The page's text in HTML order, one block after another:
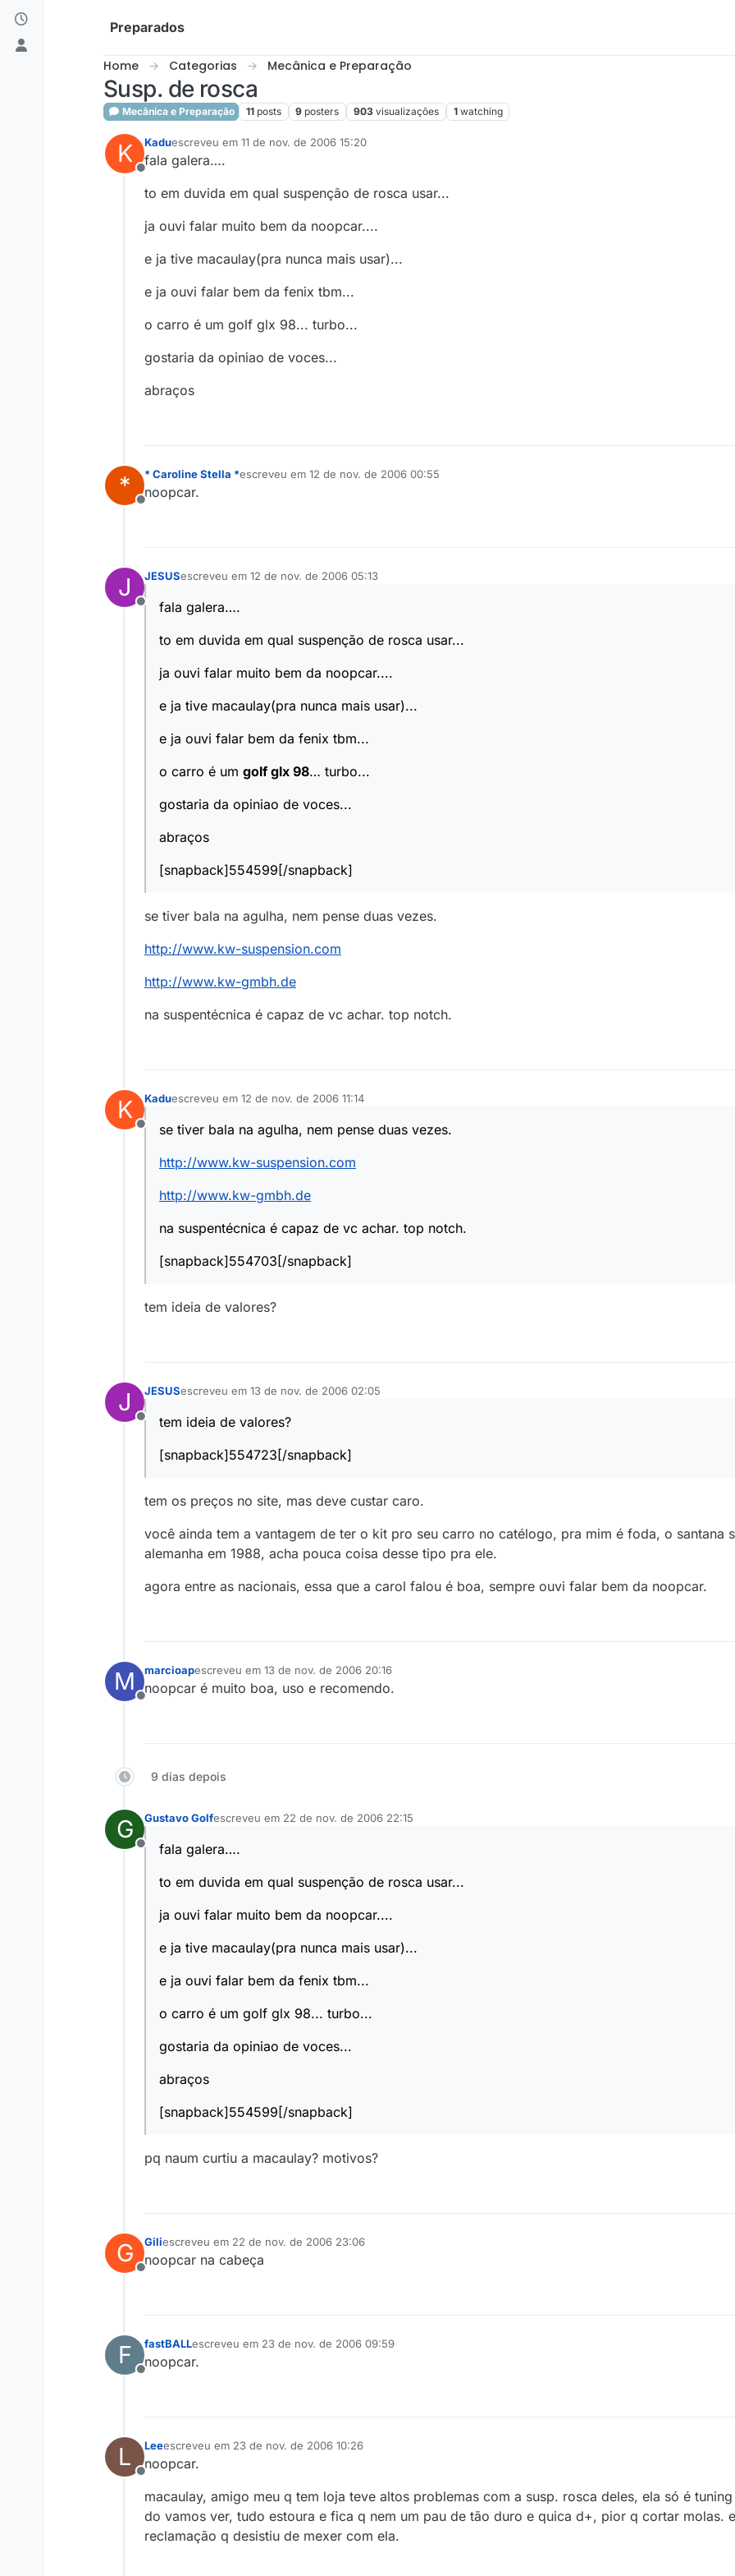
Skip to content
Preparados
Home Categorias Mecânica e Preparação
Susp. de rosca
Mecânica e Preparação 11 posts 9 posters 903 visualizações 1 watching
K
Offline
Kaduescreveu em 11 de nov. de 2006 15:20
última edição por
fala galera….
to em duvida em qual suspenção de rosca usar...
ja ouvi falar muito bem da noopcar....
e ja tive macaulay(pra nunca mais usar)...
e ja ouvi falar bem da fenix tbm...
o carro é um golf glx 98... turbo...
gostaria da opiniao de voces...
abraços
*
Offline
* Caroline Stella *escreveu em 12 de nov. de 2006 00:55
última edição por
noopcar.
J
Offline
JESUSescreveu em 12 de nov. de 2006 05:13
última edição por
fala galera….
to em duvida em qual suspenção de rosca usar...
ja ouvi falar muito bem da noopcar....
e ja tive macaulay(pra nunca mais usar)...
e ja ouvi falar bem da fenix tbm...
o carro é um golf glx 98… turbo...
gostaria da opiniao de voces...
abraços
[snapback]554599[/snapback]
se tiver bala na agulha, nem pense duas vezes.
http://www.kw-suspension.com
http://www.kw-gmbh.de
na suspentécnica é capaz de vc achar. top notch.
K
Offline
Kaduescreveu em 12 de nov. de 2006 11:14
última edição por
se tiver bala na agulha, nem pense duas vezes.
http://www.kw-suspension.com
http://www.kw-gmbh.de
na suspentécnica é capaz de vc achar. top notch.
[snapback]554703[/snapback]
tem ideia de valores?
J
Offline
JESUSescreveu em 13 de nov. de 2006 02:05
última edição por
tem ideia de valores?
[snapback]554723[/snapback]
tem os preços no site, mas deve custar caro.
você ainda tem a vantagem de ter o kit pro seu carro no catélogo, pra mim é foda, o santana
alemanha em 1988, acha pouca coisa desse tipo pra ele.
agora entre as nacionais, essa que a carol falou é boa, sempre ouvi falar bem da noopcar.
M
Offline
marcioapescreveu em 13 de nov. de 2006 20:16
última edição por
noopcar é muito boa, uso e recomendo.
9 dias depois
G
Offline
Gustavo Golfescreveu em 22 de nov. de 2006 22:15
última edição por
fala galera….
to em duvida em qual suspenção de rosca usar...
ja ouvi falar muito bem da noopcar....
e ja tive macaulay(pra nunca mais usar)...
e ja ouvi falar bem da fenix tbm...
o carro é um golf glx 98... turbo...
gostaria da opiniao de voces...
abraços
[snapback]554599[/snapback]
pq naum curtiu a macaulay? motivos?
G
Offline
Giliescreveu em 22 de nov. de 2006 23:06
última edição por
noopcar na cabeça
F
Offline
fastBALLescreveu em 23 de nov. de 2006 09:59
última edição por
noopcar.
L
Offline
Leeescreveu em 23 de nov. de 2006 10:26
última edição por
noopcar.
macaulay, amigo meu q tem loja teve altos problemas com a susp. rosca deles, ela só é
do vamos ver, tudo estoura e fica q nem um pau de tão duro e quica d+, pior q cortar molas.
reclamação q desistiu de mexer com ela.